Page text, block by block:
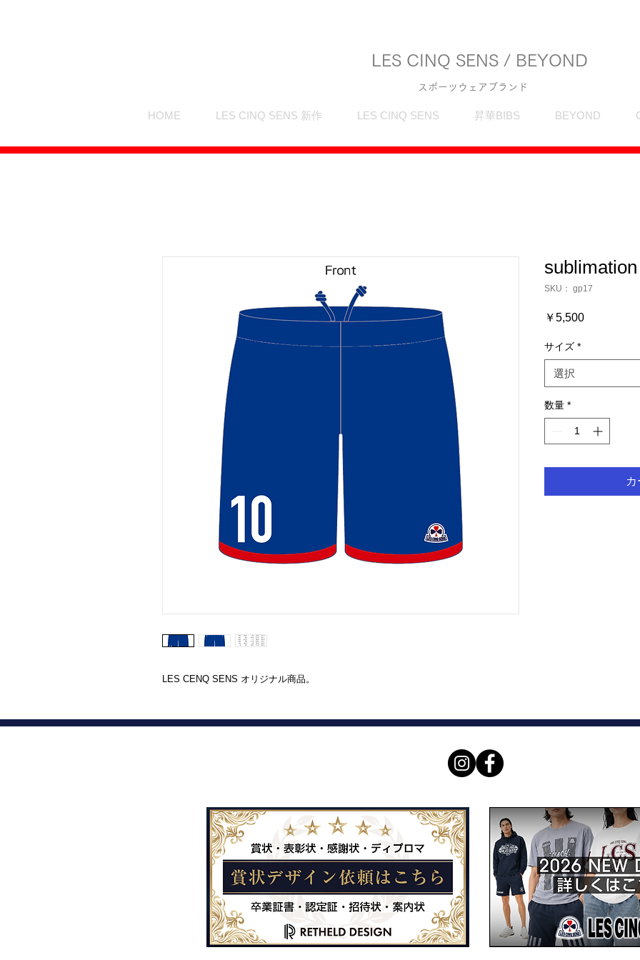
LES CINQ SENS / BEYOND
スポーツウェアブランド
HOME LES CINQ SENS 新作 LES CINQ SENS 昇華BIBS BEYOND
LES CENQ SENS オリジナル商品。
SKU： gp17
￥5,500価
サイズ *
選択
数量 *